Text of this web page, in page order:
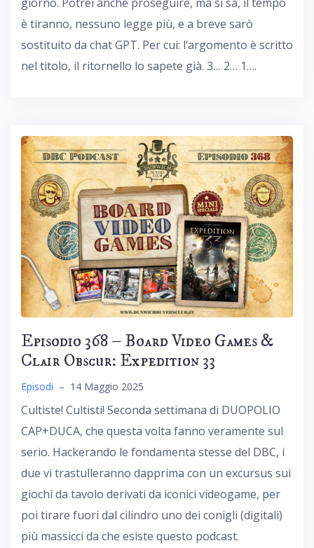
è tiranno, nessuno legge più, e a breve sarò
sostituito da chat GPT. Per cui: l’argomento è scritto
nel titolo, il ritornello lo sapete già. 3… 2… 1….
Episodio 368 – Board Video Games &
Clair Obscur: Expedition 33
Episodi – 14 Maggio 2025
Cultiste! Cultisti! Seconda settimana di DUOPOLIO
CAP+DUCA, che questa volta fanno veramente sul
serio. Hackerando le fondamenta stesse del DBC, i
due vi trastulleranno dapprima con un excursus sui
giochi da tavolo derivati da iconici videogame, per
poi tirare fuori dal cilindro uno dei conigli (digitali)
più massicci da che esiste questo podcast.